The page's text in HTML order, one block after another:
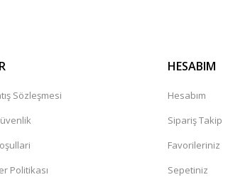
Sözleşmesi
Politikası
HESABIM
Hesabım
Sipariş Takip
Favorileriniz
Sepetiniz